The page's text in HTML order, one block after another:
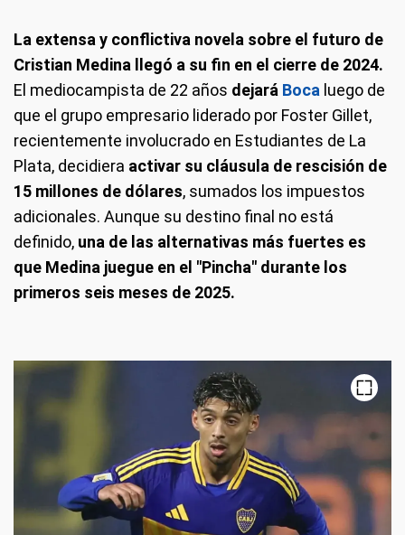
La extensa y conflictiva novela sobre el futuro de
Cristian Medina llegó a su fin en el cierre de 2024.
El mediocampista de 22 años dejará Boca luego de
que el grupo empresario liderado por Foster Gillet,
recientemente involucrado en Estudiantes de La
Plata, decidiera activar su cláusula de rescisión de
15 millones de dólares, sumados los impuestos
adicionales. Aunque su destino final no está
definido, una de las alternativas más fuertes es
que Medina juegue en el "Pincha" durante los
primeros seis meses de 2025.